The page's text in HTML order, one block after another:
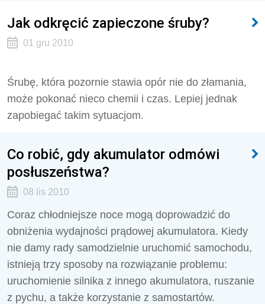
Jak odkręcić zapieczone śruby?
01 gru 2010
Śrubę, która pozornie stawia opór nie do złamania,
może pokonać nieco chemii i czas. Lepiej jednak
zapobiegać takim sytuacjom.
Co robić, gdy akumulator odmówi
posłuszeństwa?
08 lis 2010
Coraz chłodniejsze noce mogą doprowadzić do
obniżenia wydajności prądowej akumulatora. Kiedy
nie damy rady samodzielnie uruchomić samochodu,
istnieją trzy sposoby na rozwiązanie problemu:
uruchomienie silnika z innego akumulatora, ruszanie
z pychu, a także korzystanie z samostartów.